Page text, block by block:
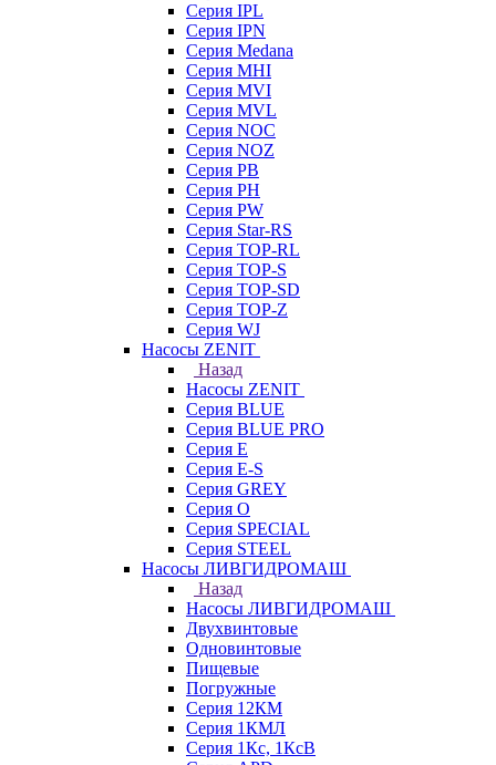
Серия IPL
Серия IPN
Серия Medana
Серия MHI
Серия MVI
Серия MVL
Серия NOC
Серия NOZ
Серия PB
Серия PH
Серия PW
Серия Star-RS
Серия TOP-RL
Серия TOP-S
Серия TOP-SD
Серия TOP-Z
Серия WJ
Насосы ZENIT
Назад
Насосы ZENIT
Серия BLUE
Серия BLUE PRO
Серия E
Серия E-S
Серия GREY
Серия O
Серия SPECIAL
Серия STEEL
Насосы ЛИВГИДРОМАШ
Назад
Насосы ЛИВГИДРОМАШ
Двухвинтовые
Одновинтовые
Пищевые
Погружные
Серия 12КМ
Серия 1КМЛ
Серия 1Кс, 1КсВ